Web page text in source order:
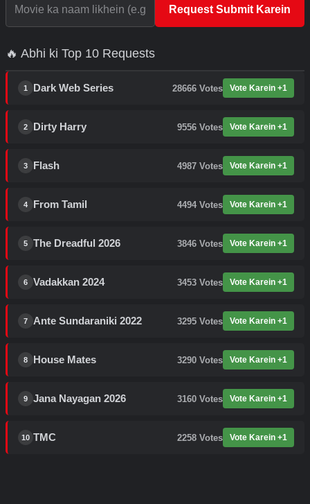
Request Submit Karein
🔥 Abhi ki Top 10 Requests
1 Dark Web Series 28666 Votes Vote Karein +1
2 Dirty Harry 9556 Votes Vote Karein +1
3 Flash 4987 Votes Vote Karein +1
4 From Tamil 4494 Votes Vote Karein +1
5 The Dreadful 2026 3846 Votes Vote Karein +1
6 Vadakkan 2024 3453 Votes Vote Karein +1
7 Ante Sundaraniki 2022 3295 Votes Vote Karein +1
8 House Mates 3290 Votes Vote Karein +1
9 Jana Nayagan 2026 3160 Votes Vote Karein +1
10 TMC 2258 Votes Vote Karein +1